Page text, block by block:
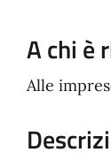
A chi è
Alle